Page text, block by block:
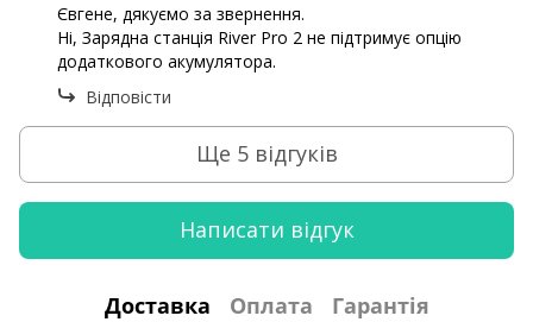
Євгене, дякуємо за звернення.
Ні, Зарядна станція River Pro 2 не підтримує опцію
додаткового акумулятора.
Відповісти
Ще 5 відгуків
Написати відгук
Доставка Оплата Гарантія